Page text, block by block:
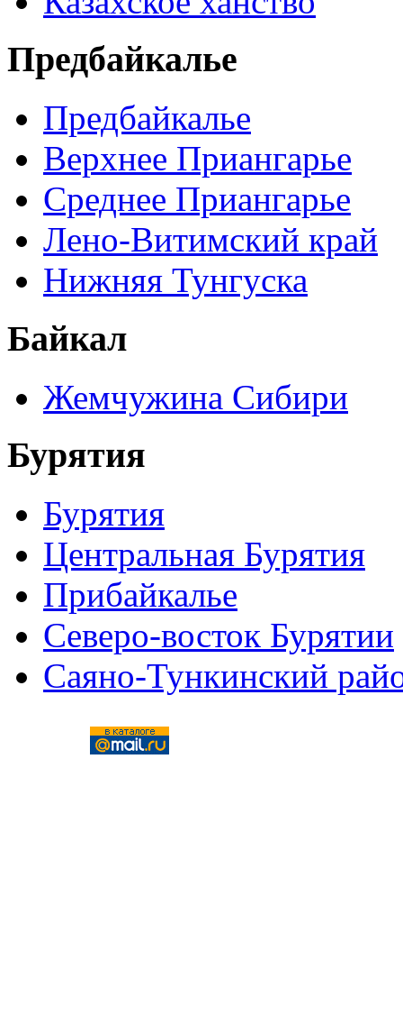
Предбайкалье
Предбайкалье
Верхнее Приангарье
Среднее Приангарье
Лено-Витимский край
Нижняя Тунгуска
Байкал
Жемчужина Сибири
Бурятия
Бурятия
Центральная Бурятия
Прибайкалье
Северо-восток Бурятии
Саяно-Тункинский